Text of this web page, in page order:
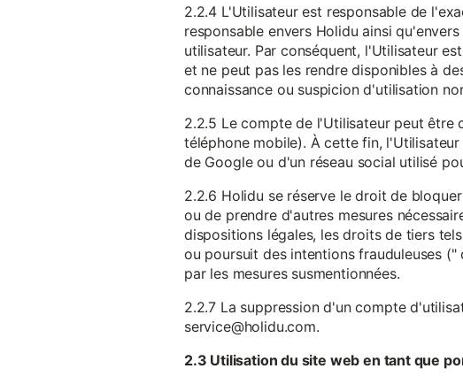
2.2.4 L'Utilisateur est responsable de
responsable envers Holidu ainsi
utilisateur. Par conséquent, l'Utilisateur
et ne peut pas les rendre disponibles à
connaissance ou suspicion d'utilisation
2.2.5 Le compte de l'Utilisateur peut être
téléphone mobile). À cette fin,
de Google ou d'un réseau social utilisé
2.2.6 Holidu se réserve le droit de
ou de prendre d'autres mesures
dispositions légales, les droits de tiers
ou poursuit des intentions frauduleuses
par les mesures susmentionnées.
2.2.7 La suppression d'un compte
service@holidu.com.
2.3 Utilisation du site web en tant que